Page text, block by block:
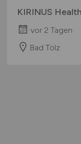
KIRINUS
vor 2 Tagen
Bad Tölz